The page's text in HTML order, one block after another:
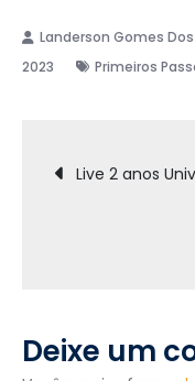
2023
Primeiros
Live 2 anos
Deixe um